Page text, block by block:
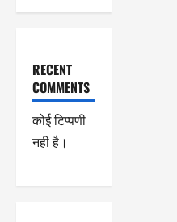
RECENT
COMMENTS
कोई टिप्पणी
नही है।